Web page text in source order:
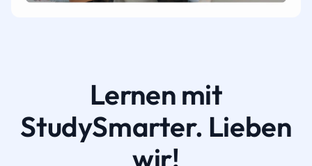
Lernen mit
StudySmarter. Lieben
wir!